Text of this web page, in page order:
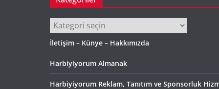
Kategoriler
İletişim – Künye – Hakkımızda
Harbiyiyorum Almanak
Harbiyiyorum Reklam, Tanıtım ve Sponsorluk